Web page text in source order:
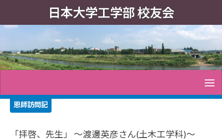
日本大学工学部 校友会
恩師訪問記
「拝啓、先生」 ～渡邊英彦さん(土木工学科)～